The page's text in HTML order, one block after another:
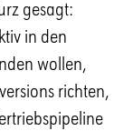
gesagt:
in den
wollen,
richten,